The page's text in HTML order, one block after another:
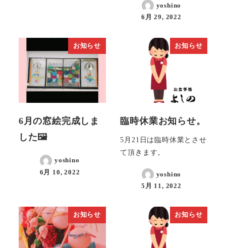
yoshino
6月 29, 2022
お知らせ
6月の窓絵完成しま
した🖼
yoshino
6月 10, 2022
お知らせ
臨時休業お知らせ。
5月21日は臨時休業とさせ
て頂きます。
yoshino
5月 11, 2022
お知らせ お知らせ